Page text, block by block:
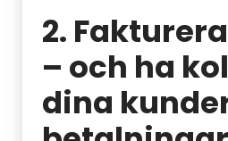
2.
– och ha
dina